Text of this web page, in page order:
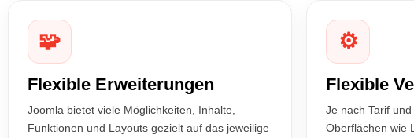
🧩
Flexible Erweiterungen
Joomla bietet viele Möglichkeiten, Inhalte,
Funktionen und Layouts gezielt auf das jeweilige
⚙️
Flexible
Je nach Tarif
Oberflächen wie